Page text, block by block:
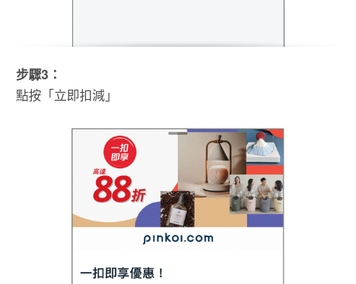
步驟3：
點按「立即扣減」